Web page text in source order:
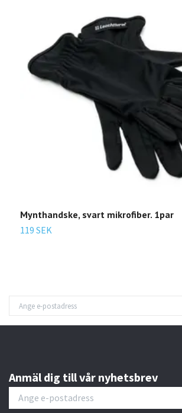
Mynthandske, svart mikrofiber. 1par
119 SEK
Anmäl dig till vår nyhetsbrev